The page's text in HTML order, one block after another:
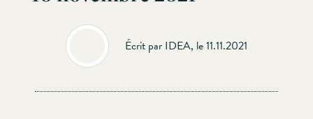
Écrit par IDEA, le 11.11.2021